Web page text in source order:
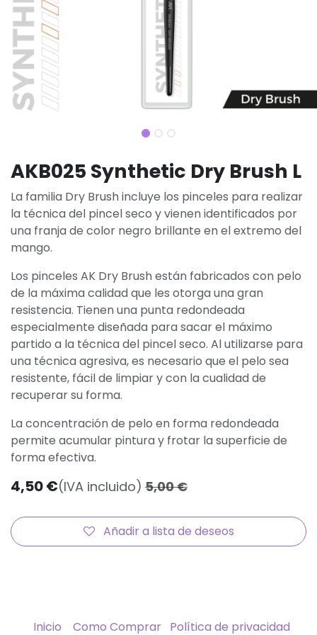
AKB025 Synthetic Dry Brush L
La familia Dry Brush incluye los pinceles para realizar
la técnica del pincel seco y vienen identificados por
una franja de color negro brillante en el extremo del
mango.
Los pinceles AK Dry Brush están fabricados con pelo
de la máxima calidad que les otorga una gran
resistencia. Tienen una punta redondeada
especialmente diseñada para sacar el máximo
partido a la técnica del pincel seco. Al utilizarse para
una técnica agresiva, es necesario que el pelo sea
resistente, fácil de limpiar y con la cualidad de
recuperar su forma.
La concentración de pelo en forma redondeada
permite acumular pintura y frotar la superficie de
forma efectiva.
4,50€(IVA incluido) 5,00€
Añadir a lista de deseos
Inicio Como Comprar Política de privacidad